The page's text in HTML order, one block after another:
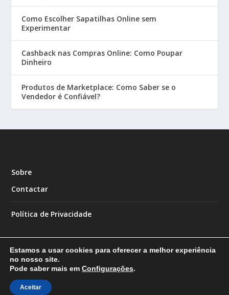
Como Escolher Sapatilhas Online sem
Experimentar
Cashback nas Compras Online: Como Poupar
Dinheiro
Produtos de Marketplace: Como Saber se o
Vendedor é Confiável?
Sobre
Contactar
Política de Privacidade
Designed by
Estamos a usar cookies para oferecer a melhor experiência
no nosso site.
Pode saber mais em Configurações.
Aceitar